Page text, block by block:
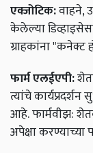
एक्जोटिक:वाहने,
केलेल्या
ग्राहकांना
फार्म एलईएपी:
त्यांचे
आहे. फार्मवीझ:
अपेक्षा करण्याच्या